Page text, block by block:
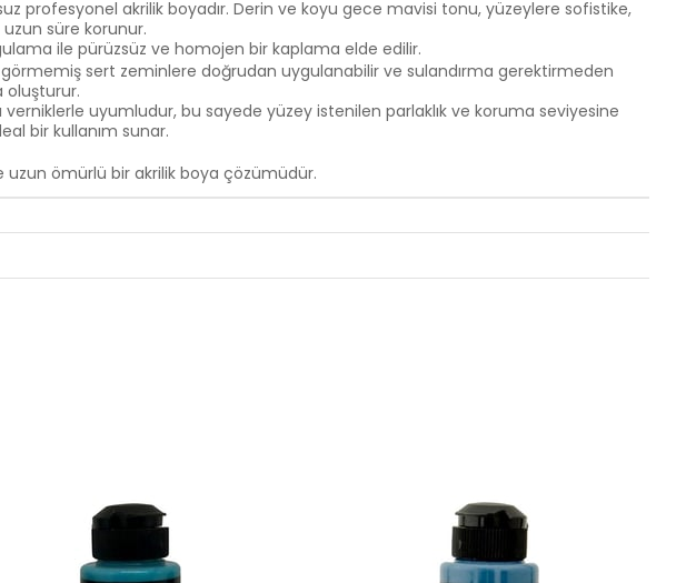
profesyonel akrilik boyadır. Derin ve koyu gece mavisi tonu, yüzeylere sofistike,
süre korunur.
ile pürüzsüz ve homojen bir kaplama elde edilir.
sert zeminlere doğrudan uygulanabilir ve sulandırma gerektirmeden
oluşturur.
verniklerle uyumludur, bu sayede yüzey istenilen parlaklık ve koruma seviyesine
bir kullanım sunar.
uzun ömürlü bir akrilik boya çözümüdür.